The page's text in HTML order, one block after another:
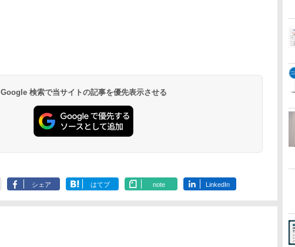
Google 検索で当サイトの記事を優先表示させる
シェア はてブ note LinkedIn